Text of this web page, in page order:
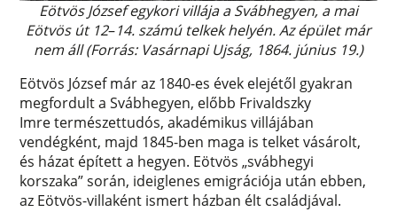
Eötvös József egykori villája a Svábhegyen, a mai
Eötvös út 12–14. számú telkek helyén. Az épület már
nem áll (Forrás: Vasárnapi Ujság, 1864. június 19.)
Eötvös József már az 1840-es évek elejétől gyakran
megfordult a Svábhegyen, előbb Frivaldszky
Imre természettudós, akadémikus villájában
vendégként, majd 1845-ben maga is telket vásárolt,
és házat épített a hegyen. Eötvös „svábhegyi
korszaka” során, ideiglenes emigrációja után ebben,
az Eötvös-villaként ismert házban élt családjával.